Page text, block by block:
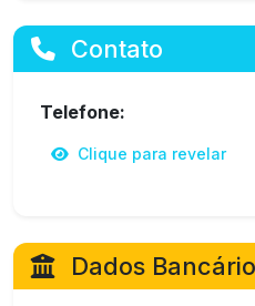
Contato
Telefone:
Clique para revelar
Dados